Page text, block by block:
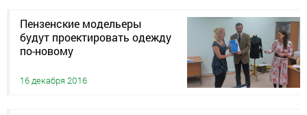
Пензенские модельеры
будут проектировать одежду
по-новому
16 декабря 2016